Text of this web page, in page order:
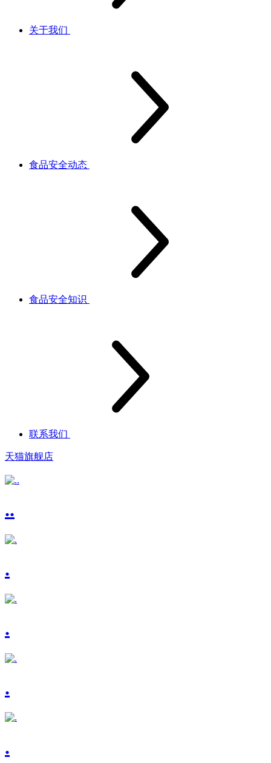
关于我们
食品安全动态
食品安全知识
联系我们
天猫旗舰店
..
.
.
.
.